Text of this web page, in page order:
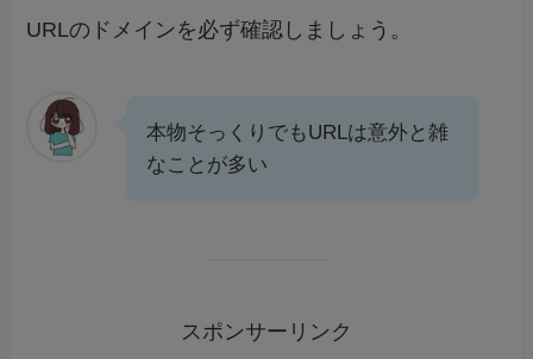
URLのドメインを必ず確認しましょう。
本物そっくりでもURLは意外と雑
なことが多い
スポンサーリンク